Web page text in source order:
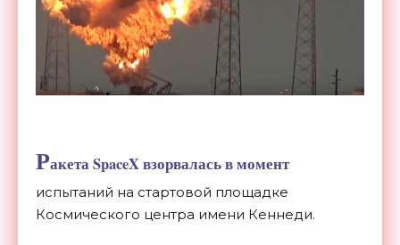
РакетаSpaceXвзорвалась в момент
испытаний на стартовой площадке
Космического центра имени Кеннеди.